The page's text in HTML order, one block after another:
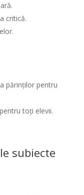
critică.
părinților pentru
toți elevii.
subiecte